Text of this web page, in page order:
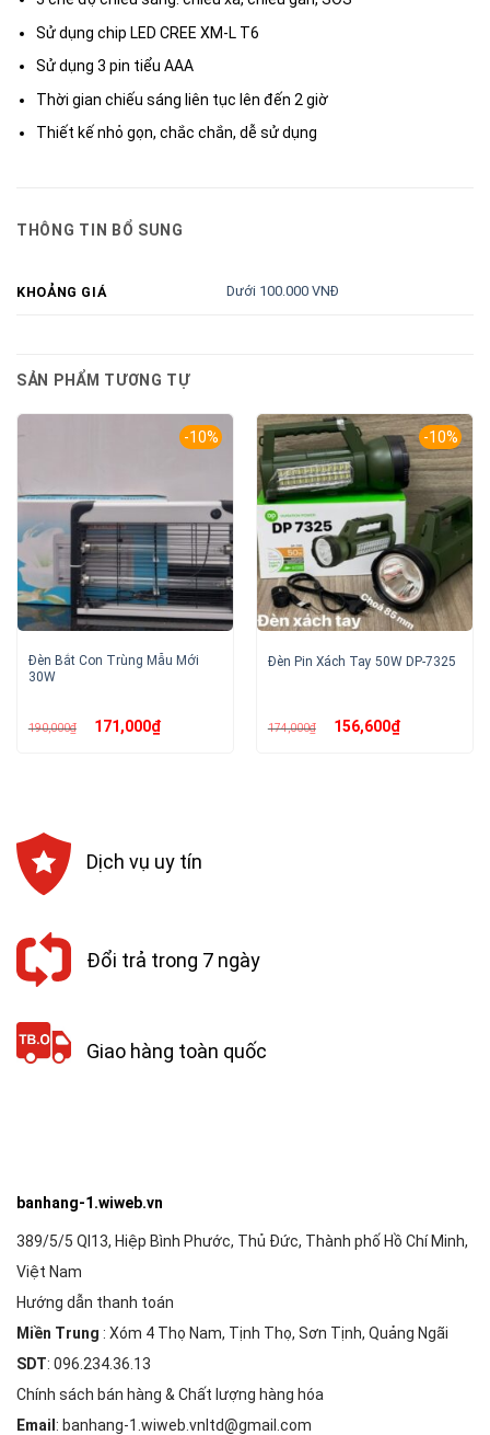
Sử dụng chip LED CREE XM-L T6
Sử dụng 3 pin tiểu AAA
Thời gian chiếu sáng liên tục lên đến 2 giờ
Thiết kế nhỏ gọn, chắc chắn, dễ sử dụng
THÔNG TIN BỔ SUNG
KHOẢNG GIÁ Dưới 100.000 VNĐ
SẢN PHẨM TƯƠNG TỰ
-10%
Đèn Bắt Con Trùng Mẫu Mới
30W
190,000₫ Giá
gốc171,000₫Giá
-10%
Đèn Pin Xách Tay 50W DP-7325
174,000₫ Giá
gốc156,600₫Giá
Dịch vụ uy tín
Đổi trả trong 7 ngày
Giao hàng toàn quốc
banhang-1.wiweb.vn
389/5/5 Ql13, Hiệp Bình Phước, Thủ Đức, Thành phố Hồ Chí Minh,
Việt Nam
Hướng dẫn thanh toán
Miền Trung : Xóm 4 Thọ Nam, Tịnh Thọ, Sơn Tịnh, Quảng Ngãi
SDT: 096.234.36.13
Chính sách bán hàng & Chất lượng hàng hóa
Email: banhang-1.wiweb.vnltd@gmail.com